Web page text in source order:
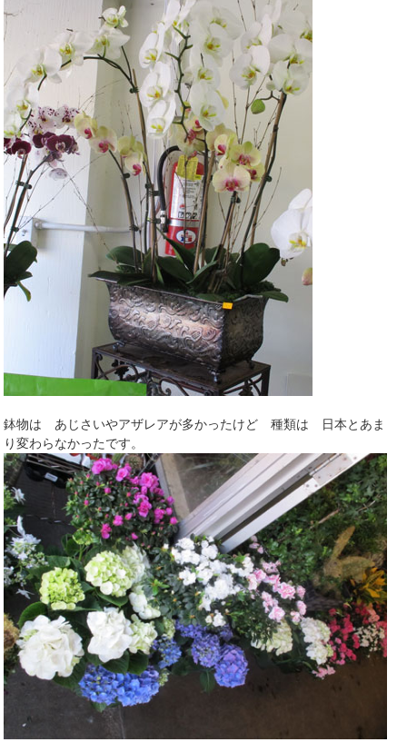
鉢物は あじさいやアザレアが多かったけど 種類は 日本とあま
り変わらなかったです。